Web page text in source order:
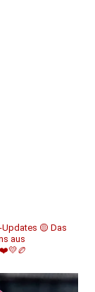
Updates 🟡 Das
aus
❤️💛🏉